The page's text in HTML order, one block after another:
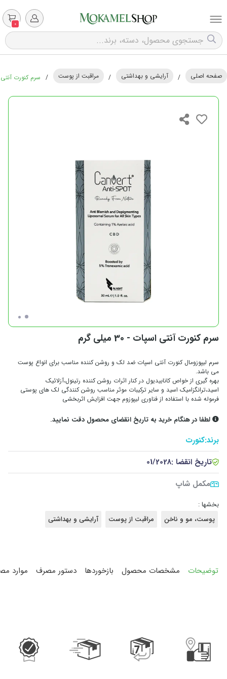
0
صفحه اصلی / آرایشی و بهداشتی / مراقبت از پوست / سرم کنورت آنتی
سرم کنورت آنتی اسپات - 30 میلی گرم
سرم لیپوزومال کنورت آنتی اسپات ضد لک و روشن کننده مناسب برای انواع پوست
می باشد.
بهره گیری از خواص کانابیدیول در کنار اثرات روشن کننده رتینول،آزلائیک
اسید،ترانگزامیک اسید و سایر ترکیبات موثر مناسب روشن کنندگی لک های پوستی
فرموله شده با استفاده از فناوری لیپوزوم جهت افزایش اثربخشی
لطفا در هنگام خرید به تاریخ انقضای محصول دقت نمایید.
برند:کنورت
تاریخ انقضا :01/2028
مکمل شاپ
بخشها :
پوست، مو و ناخن
مراقبت از پوست آرایشی و بهداشتی
توضیحات مشخصات محصول بازخوردها دستور مصرف موارد